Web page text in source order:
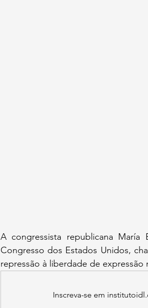
A congressista republicana María
Congresso dos Estados Unidos,
repressão à liberdade de expressão
Inscreva-se em